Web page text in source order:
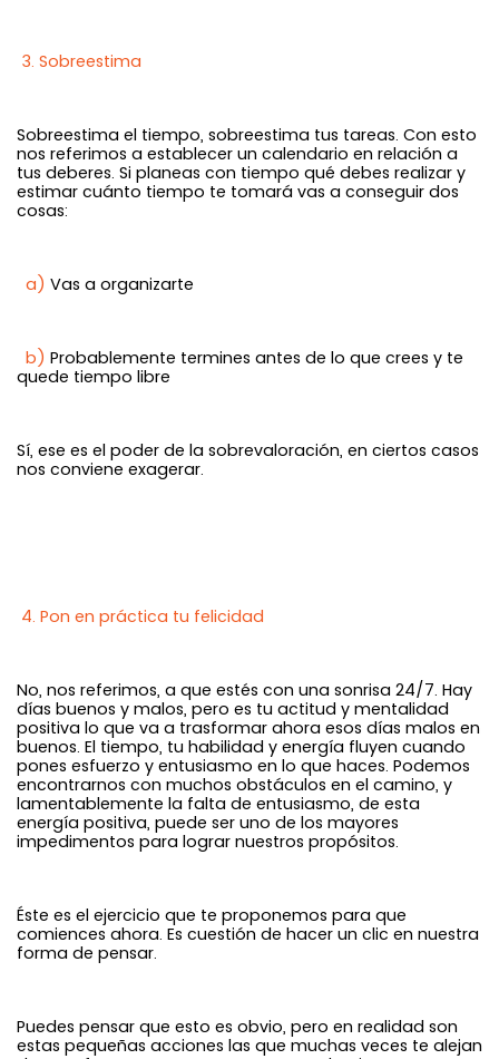
3. Sobreestima
Sobreestima el tiempo, sobreestima tus tareas. Con esto
nos referimos a establecer un calendario en relación a
tus deberes. Si planeas con tiempo qué debes realizar y
estimar cuánto tiempo te tomará vas a conseguir dos
cosas:
a) Vas a organizarte
b) Probablemente termines antes de lo que crees y te
quede tiempo libre
Sí, ese es el poder de la sobrevaloración, en ciertos casos
nos conviene exagerar.
4. Pon en práctica tu felicidad
No, nos referimos, a que estés con una sonrisa 24/7. Hay
días buenos y malos, pero es tu actitud y mentalidad
positiva lo que va a trasformar ahora esos días malos en
buenos. El tiempo, tu habilidad y energía fluyen cuando
pones esfuerzo y entusiasmo en lo que haces. Podemos
encontrarnos con muchos obstáculos en el camino, y
lamentablemente la falta de entusiasmo, de esta
energía positiva, puede ser uno de los mayores
impedimentos para lograr nuestros propósitos.
Éste es el ejercicio que te proponemos para que
comiences ahora. Es cuestión de hacer un clic en nuestra
forma de pensar.
Puedes pensar que esto es obvio, pero en realidad son
estas pequeñas acciones las que muchas veces te alejan